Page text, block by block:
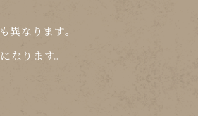
なります。
なります。